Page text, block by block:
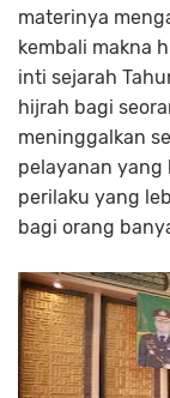
materinya
kembali makna
inti sejarah
hijrah bagi
meninggalkan
pelayanan yang
perilaku yang
bagi orang